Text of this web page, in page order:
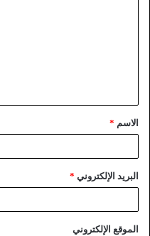
الاسم *
البريد الإلكتروني *
الموقع الإلكتروني